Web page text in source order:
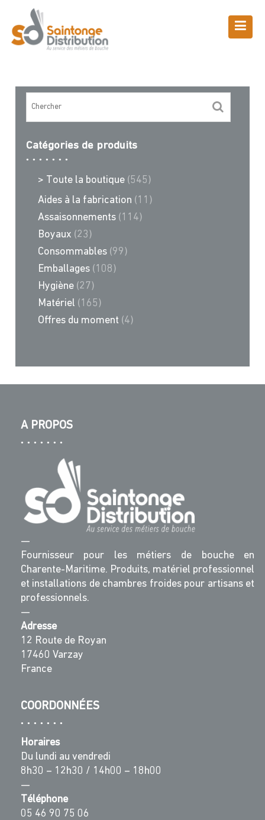
content
Boutique
Catégories de produits
> Toute la boutique (545)
Aides à la fabrication (11)
Assaisonnements (114)
Boyaux (23)
Consommables (99)
Emballages (108)
Hygiène (27)
Matériel (165)
Offres du moment (4)
A PROPOS
—
Fournisseur pour les métiers de bouche en
Charente-Maritime. Produits, matériel professionnel
et installations de chambres froides pour artisans et
professionnels.
—
Adresse
12 Route de Royan
17460 Varzay
France
COORDONNÉES
Horaires
Du lundi au vendredi
8h30 – 12h30 / 14h00 – 18h00
—
Téléphone
05 46 90 75 06